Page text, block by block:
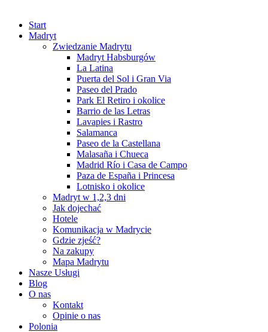
Start
Madryt
Zwiedzanie Madrytu
Madryt Habsburgów
La Latina
Puerta del Sol i Gran Via
Paseo del Prado
Park El Retiro i okolice
Barrio de las Letras
Lavapies i Rastro
Salamanca
Paseo de la Castellana
Malasaña i Chueca
Madrid Río i Casa de Campo
Paza de España i Princesa
Lotnisko i okolice
Madryt w 1,2,3 dni
Jak dojechać
Hotele
Komunikacja w Madrycie
Gdzie zjeść?
Na zakupy
Mapa Madrytu
Nasze Usługi
Blog
O nas
Kontakt
Opinie o nas
Polonia